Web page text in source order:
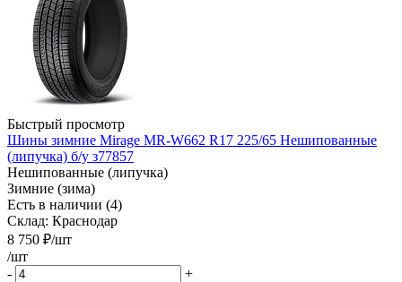
Быстрый просмотр
Шины зимние Mirage MR-W662 R17 225/65 Нешипованные
(липучка) б/у з77857
Нешипованные (липучка)
Зимние (зима)
Есть в наличии (4)
Склад: Краснодар
8 750 ₽/шт
/шт
-
+